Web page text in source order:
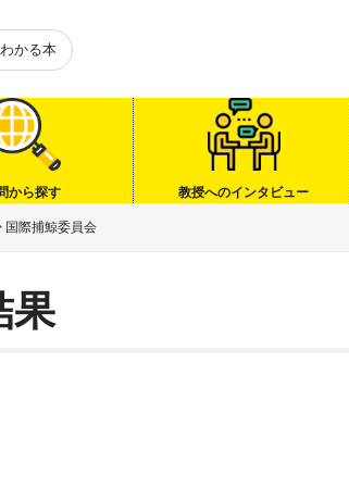
かる本
から探す 教授へのインタビュー
国際捕鯨委員会
果